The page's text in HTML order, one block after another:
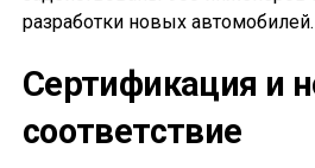
разработки новых автомобилей.
Сертификация и
соответствие